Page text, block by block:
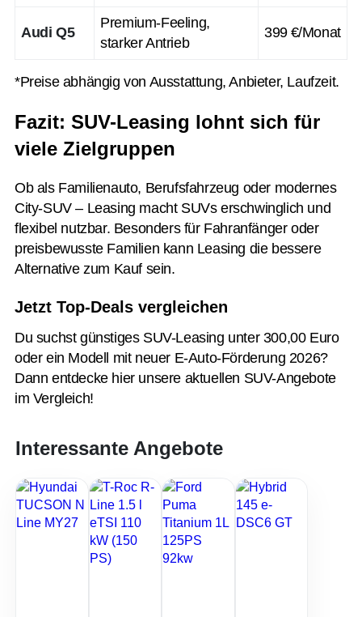
Audi Q5
Premium-Feeling,
starker Antrieb
399 €/Monat
*Preise abhängig von Ausstattung, Anbieter, Laufzeit.
Fazit: SUV-Leasing lohnt sich für
viele Zielgruppen
Ob als Familienauto, Berufsfahrzeug oder modernes
City-SUV – Leasing macht SUVs erschwinglich und
flexibel nutzbar. Besonders für Fahranfänger oder
preisbewusste Familien kann Leasing die bessere
Alternative zum Kauf sein.
Jetzt Top-Deals vergleichen
Du suchst günstiges SUV-Leasing unter 300,00 Euro
oder ein Modell mit neuer E-Auto-Förderung 2026?
Dann entdecke hier unsere aktuellen SUV-Angebote
im Vergleich!
Interessante Angebote